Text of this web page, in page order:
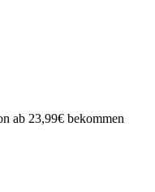
ab 23,99€ bekommen